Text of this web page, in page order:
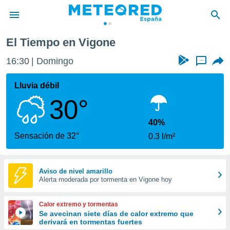
de
por
se
calidad.
a este
las
y
forma
digital
basada
El Tiempo en Vigone
16:30 Domingo ...
Lluvia débil
30°
Sensación de 32°
40%
0.3 l/m²
Aviso de nivel amarillo
Alerta moderada por tormenta en Vigone hoy
Calor extremo y tormentas
Se avecinan siete días de calor extremo que
derivará en tormentas fuertes